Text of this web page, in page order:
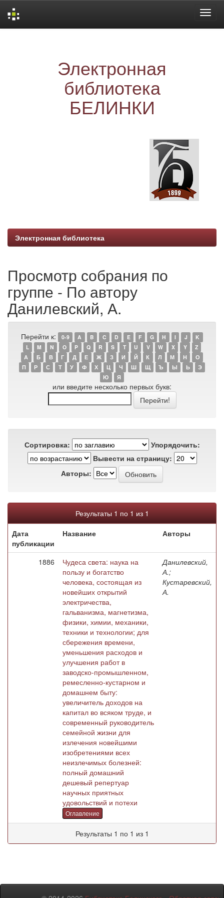
Электронная
библиотека
БЕЛИНКИ
Электронная библиотека
Просмотр собрания по
группе - По автору
Данилевский, А.
Перейти к: 0-9 A B C D E F G H I J
K
L
M N O P Q R S T U V W X Y
Z
А
Б В Г Д Е Ж З И Й К Л М Н
О
П
Р С Т У Ф Х Ц Ч Ш Щ Ъ Ы Ь
Э
Ю
Я
или введите несколько первых букв:
Сортировка:
Упорядочить:
Вывести на страницу:
Авторы:
Результаты 1 по 1 из 1
Дата
публикации
Название Авторы
1886
Чудеса света: наука на
пользу и богатство
человека, состоящая из
новейших открытий
электричества,
гальванизма, магнетизма,
физики, химии, механики,
техники и технологии; для
сбережения времени,
уменьшения расходов и
улучшения работ в
заводско-промышленном,
ремесленно-кустарном и
домашнем быту:
увеличитель доходов на
капитал во всяком труде, и
современный руководитель
семейной жизни для
излечения новейшими
изобретениями всех
неизлечимых болезней:
полный домашний
дешевый репертуар
научных приятных
удовольствий и потехи
Оглавление
Данилевский,
А.;
Кустаревский,
А.
Результаты 1 по 1 из 1